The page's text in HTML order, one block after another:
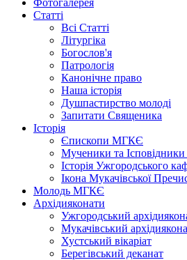
Статті
Всі Статті
Літургіка
Богослов'я
Патрологія
Канонічне право
Наша історія
Душпастирство молоді
Запитати Священика
Історія
Єпископи МГКЄ
Мученики та Ісповідники
Історія Ужгородського
Ікона Мукачівської
Молодь МГКЄ
Архідияконати
Ужгородський
Мукачівський
Хустський вікаріат
Берегівський деканат